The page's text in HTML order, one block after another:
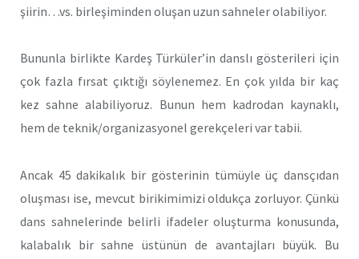
şiirin…vs. birleşiminden oluşan uzun sahneler olabiliyor.
Bununla birlikte Kardeş Türküler’in danslı gösterileri için
çok fazla fırsat çıktığı söylenemez. En çok yılda bir kaç
kez sahne alabiliyoruz. Bunun hem kadrodan kaynaklı,
hem de teknik/organizasyonel gerekçeleri var tabii.
Ancak 45 dakikalık bir gösterinin tümüyle üç dansçıdan
oluşması ise, mevcut birikimimizi oldukça zorluyor. Çünkü
dans sahnelerinde belirli ifadeler oluşturma konusunda,
kalabalık bir sahne üstünün de avantajları büyük. Bu